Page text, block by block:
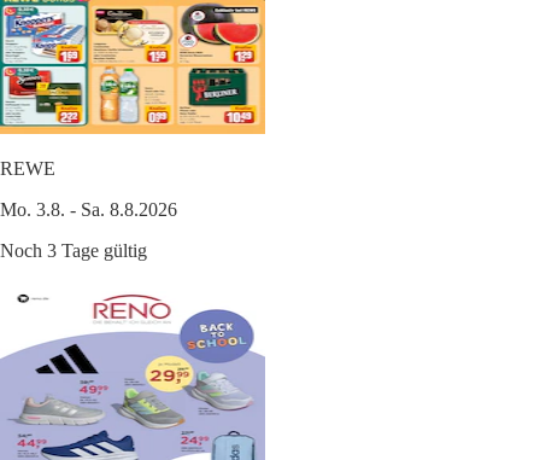
REWE
Mo. 3.8. - Sa. 8.8.2026
Noch 3 Tage gültig